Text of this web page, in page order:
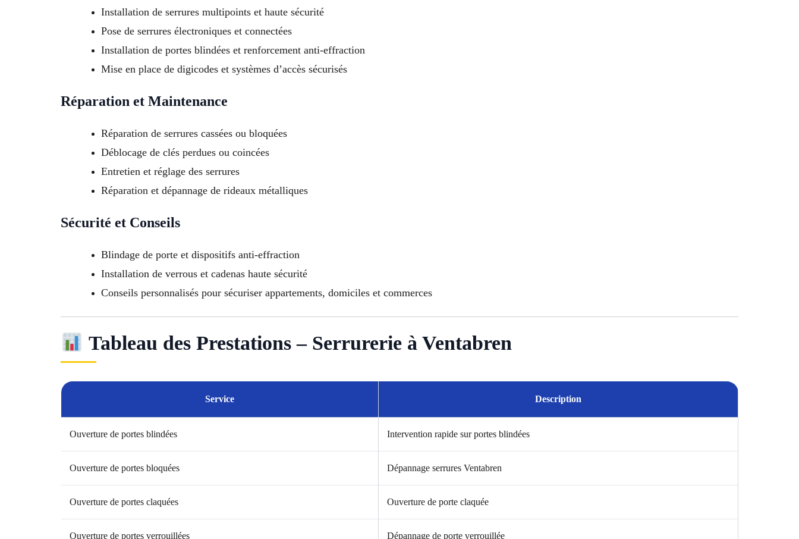
Installation de serrures multipoints et haute sécurité
Pose de serrures électroniques et connectées
Installation de portes blindées et renforcement anti-effraction
Mise en place de digicodes et systèmes d’accès sécurisés
Réparation et Maintenance
Réparation de serrures cassées ou bloquées
Déblocage de clés perdues ou coincées
Entretien et réglage des serrures
Réparation et dépannage de rideaux métalliques
Sécurité et Conseils
Blindage de porte et dispositifs anti-effraction
Installation de verrous et cadenas haute sécurité
Conseils personnalisés pour sécuriser appartements, domiciles et commerces
Tableau des Prestations – Serrurerie à Ventabren
Service Description
Ouverture de portes blindées Intervention rapide sur portes blindées
Ouverture de portes bloquées Dépannage serrures Ventabren
Ouverture de portes claquées Ouverture de porte claquée
Ouverture de portes verrouillées Dépannage de porte verrouillée